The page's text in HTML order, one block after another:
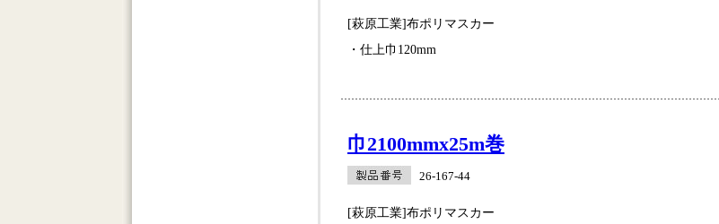
[萩原工業]布ポリマスカー
・仕上巾120mm
巾2100mmx25m巻
26-167-44
[萩原工業]布ポリマスカー